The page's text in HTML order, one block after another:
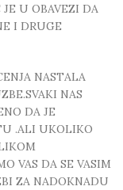
U OBAVEZI DA
I DRUGE
NASTALA
NAS
DA JE
.ALI UKOLIKO
VAS DA SE VASIM
ZA NADOKNADU